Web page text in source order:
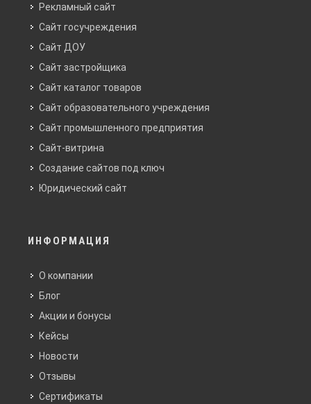
Рекламный сайт
Сайт госучреждения
Сайт ДОУ
Сайт застройщика
Сайт каталог товаров
Сайт образовательного учреждения
Сайт промышленного предприятия
Сайт-витрина
Создание сайтов под ключ
Юридический сайт
ИНФОРМАЦИЯ
О компании
Блог
Акции и бонусы
Кейсы
Новости
Отзывы
Сертификаты